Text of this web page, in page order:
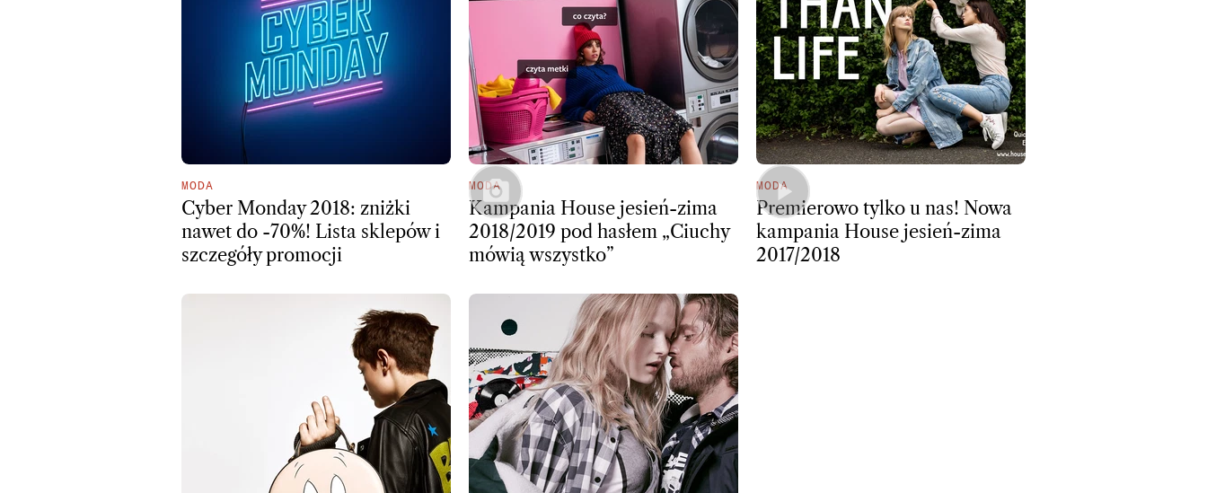
MODA
Cyber Monday 2018: zniżki
nawet do -70%! Lista sklepów i
szczegóły promocji
MODA
Kampania House jesień-zima
2018/2019 pod hasłem „Ciuchy
mówią wszystko”
MODA
Premierowo tylko u nas! Nowa
kampania House jesień-zima
2017/2018